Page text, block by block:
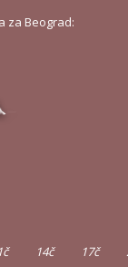
za Beograd:
14č 17č